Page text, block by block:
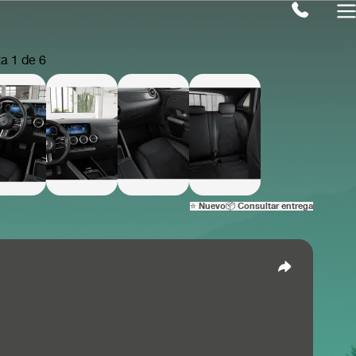
⭐ Nuevo📦 Consultar entrega